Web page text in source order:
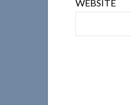
WEBSITE